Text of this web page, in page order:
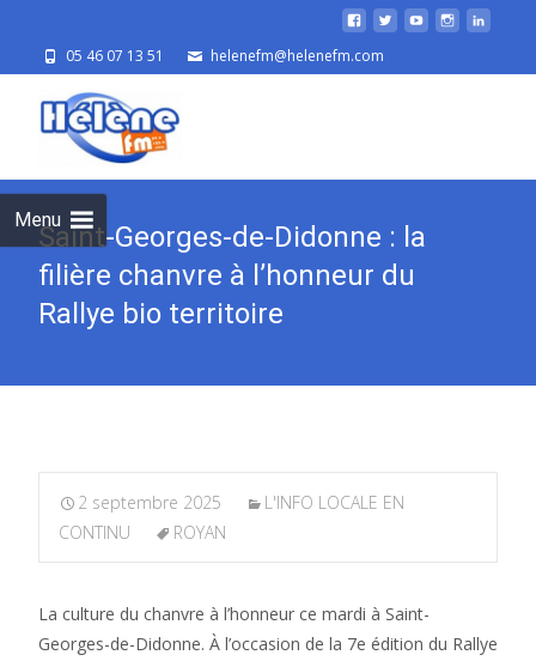
05 46 07 13 51 helenefm@helenefm.com
Menu
Saint-Georges-de-Didonne : la
filière chanvre à l’honneur du
Rallye bio territoire
2 septembre 2025
L'INFO LOCALE EN
CONTINU
ROYAN
La culture du chanvre à l’honneur ce mardi à Saint-
Georges-de-Didonne. À l’occasion de la 7e édition du Rallye